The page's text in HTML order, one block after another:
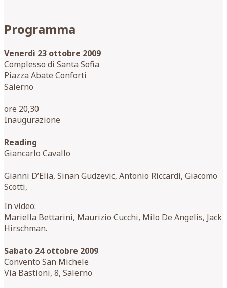
Programma
Venerdì 23 ottobre 2009
Complesso di Santa Sofia
Piazza Abate Conforti
Salerno
ore 20,30
Inaugurazione
Reading
Giancarlo Cavallo
Gianni D’Elia, Sinan Gudzevic, Antonio Riccardi, Giacomo
Scotti,
In video:
Mariella Bettarini, Maurizio Cucchi, Milo De Angelis, Jack
Hirschman.
Sabato 24 ottobre 2009
Convento San Michele
Via Bastioni, 8, Salerno